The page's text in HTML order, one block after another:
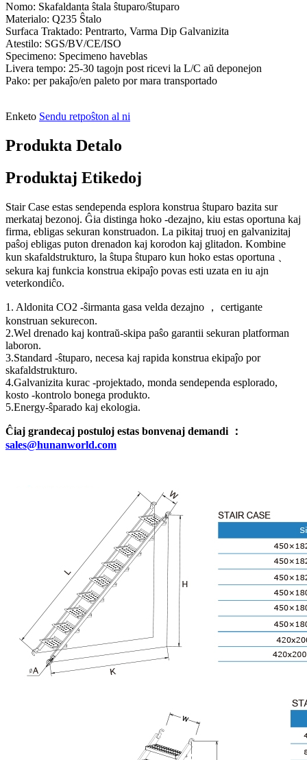
Nomo: Skafaldanta ŝtala ŝtuparo/ŝtuparo
Materialo: Q235 Ŝtalo
Surfaca Traktado: Pentrarto, Varma Dip Galvanizita
Atestilo: SGS/BV/CE/ISO
Specimeno: Specimeno haveblas
Livera tempo: 25-30 tagojn post ricevi la L/C aŭ deponejon
Pako: per pakaĵo/en paleto por mara transportado
Enketo Sendu retpoŝton al ni
Produkta Detalo
Produktaj Etikedoj
Stair Case estas sendependa esplora konstrua ŝtuparo bazita sur
merkataj bezonoj. Ĝia distinga hoko -dezajno, kiu estas oportuna kaj
firma, ebligas sekuran konstruadon. La pikitaj truoj en galvanizitaj
paŝoj ebligas puton drenadon kaj korodon kaj glitadon. Kombine
kun skafaldstrukturo, la ŝtupa ŝtuparo kun hoko estas oportuna 、
sekura kaj funkcia konstrua ekipaĵo povas esti uzata en iu ajn
veterkondiĉo.
1. Aldonita CO2 -ŝirmanta gasa velda dezajno ， certigante
konstruan sekurecon.
2.Wel drenado kaj kontraŭ-skipa paŝo garantii sekuran platforman
laboron.
3.Standard -ŝtuparo, necesa kaj rapida konstrua ekipaĵo por
skafaldstrukturo.
4.Galvanizita kurac -projektado, monda sendependa esplorado,
kosto -kontrolo bonega produkto.
5.Energy-ŝparado kaj ekologia.
Ĉiaj grandecaj postuloj estas bonvenaj demandi ：
sales@hunanworld.com